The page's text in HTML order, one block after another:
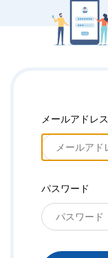
メールアドレス
パスワード